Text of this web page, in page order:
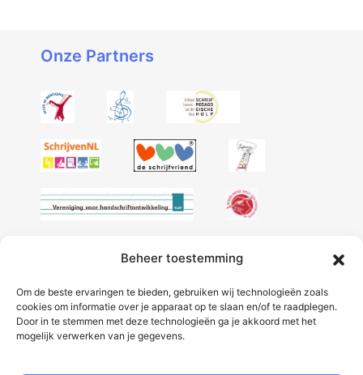
Beheer toestemming
Om de beste ervaringen te bieden, gebruiken wij technologieën zoals
cookies om informatie over je apparaat op te slaan en/of te raadplegen.
Door in te stemmen met deze technologieën ga je akkoord met het
mogelijk verwerken van je gegevens.
Onze Partners
Volg onze socials: